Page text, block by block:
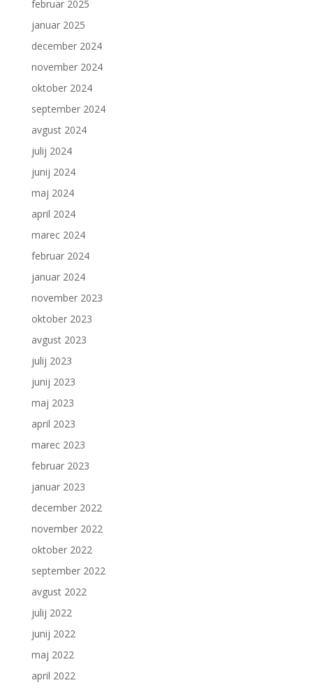
februar 2025
januar 2025
december 2024
november 2024
oktober 2024
september 2024
avgust 2024
julij 2024
junij 2024
maj 2024
april 2024
marec 2024
februar 2024
januar 2024
november 2023
oktober 2023
avgust 2023
julij 2023
junij 2023
maj 2023
april 2023
marec 2023
februar 2023
januar 2023
december 2022
november 2022
oktober 2022
september 2022
avgust 2022
julij 2022
junij 2022
maj 2022
april 2022